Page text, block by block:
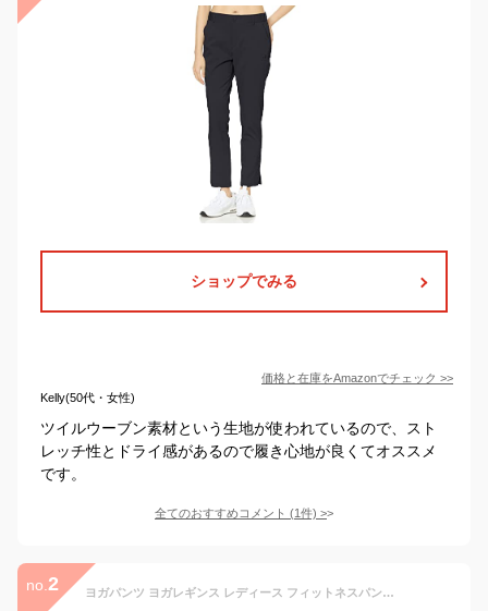
ショップでみる
価格と在庫をAmazonでチェック >>
Kelly(50代・女性)
ツイルウーブン素材という生地が使われているので、スト
レッチ性とドライ感があるので履き心地が良くてオススメ
です。
全てのおすすめコメント (1件) >
no. 2 ヨガパンツ ヨガレギンス レディース フィットネスパンツ トレーニングパンツ ショートパンツ付き レギンス マラソンウェア ハイウエスト ヨガスパッツ スポーツウェア ジムウェア 春夏秋冬 速乾 柔らかい 伸縮性 通気性 ブラック グレー ブルー S/M/L/XL/2XL